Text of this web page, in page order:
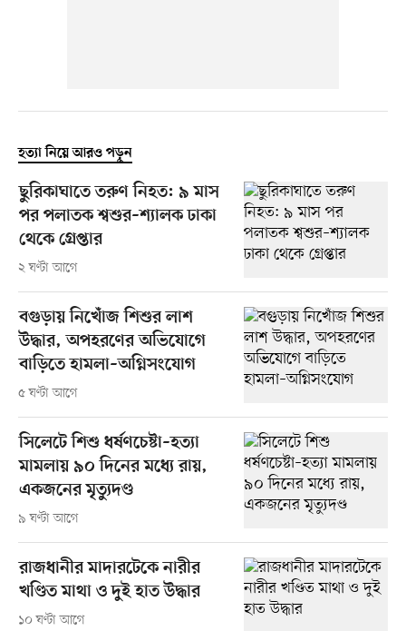
হত্যা নিয়ে আরও পড়ুন
ছুরিকাঘাতে তরুণ নিহত: ৯ মাস
পর পলাতক শ্বশুর–শ্যালক ঢাকা
থেকে গ্রেপ্তার
২ ঘণ্টা আগে
বগুড়ায় নিখোঁজ শিশুর লাশ
উদ্ধার, অপহরণের অভিযোগে
বাড়িতে হামলা–অগ্নিসংযোগ
৫ ঘণ্টা আগে
সিলেটে শিশু ধর্ষণচেষ্টা–হত্যা
মামলায় ৯০ দিনের মধ্যে রায়,
একজনের মৃত্যুদণ্ড
৯ ঘণ্টা আগে
রাজধানীর মাদারটেকে নারীর
খণ্ডিত মাথা ও দুই হাত উদ্ধার
১০ ঘণ্টা আগে